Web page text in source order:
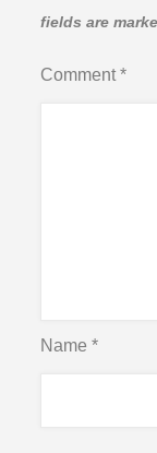
fields are
Comment*
Name*